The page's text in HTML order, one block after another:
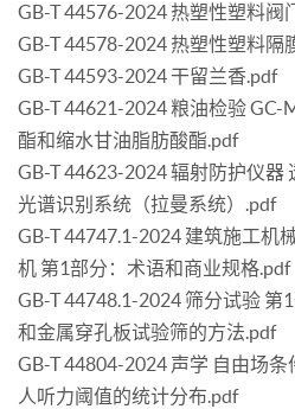
GB-T 44576-2024 热塑性塑料阀
GB-T 44578-2024 热塑性塑料隔
GB-T 44593-2024 干留兰香.pdf
GB-T 44621-2024 粮油检验 GC-
酯和缩水甘油脂肪酸酯.pdf
GB-T 44623-2024 辐射防护仪器
光谱识别系统（拉曼系统）.pdf
GB-T 44747.1-2024 建筑施工机
机 第1部分：术语和商业规格.pdf
GB-T 44748.1-2024 筛分试验 第
和金属穿孔板试验筛的方法.pdf
GB-T 44804-2024 声学 自由场
人听力阈值的统计分布.pdf